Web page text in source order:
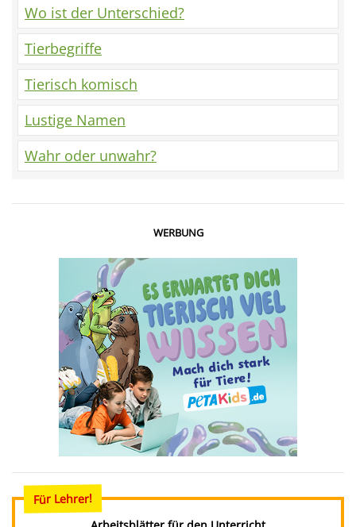
Wo ist der Unterschied?
Tierbegriffe
Tierisch komisch
Lustige Namen
Wahr oder unwahr?
WERBUNG
Für Lehrer!